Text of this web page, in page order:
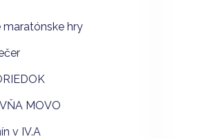
maratónske hry
MOVO
v IV.A